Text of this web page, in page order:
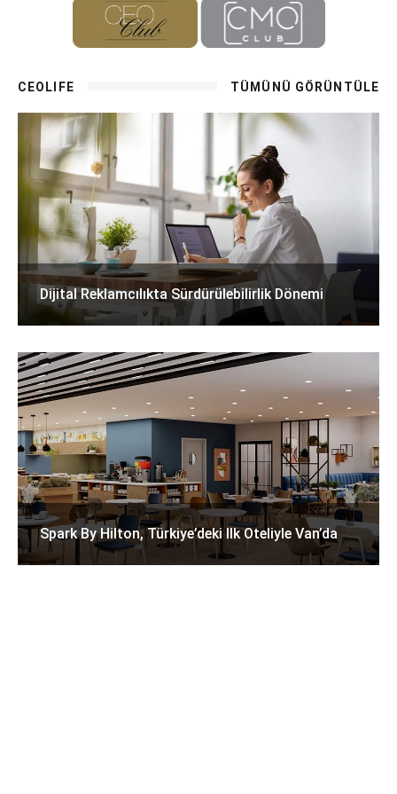
CEOLIFE TÜMÜNÜ GÖRÜNTÜLE
Dijital Reklamcılıkta Sürdürülebilirlik Dönemi
Spark By Hilton, Türkiye’deki Ilk Oteliyle Van’da